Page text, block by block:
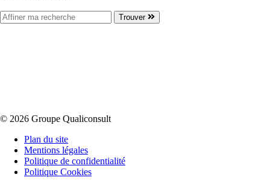
Trouver
© 2026 Groupe Qualiconsult
Plan du site
Mentions légales
Politique de confidentialité
Politique Cookies